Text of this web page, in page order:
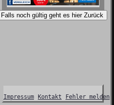
Falls noch gültig geht es hier Zurück
Impressum Kontakt Fehler melden